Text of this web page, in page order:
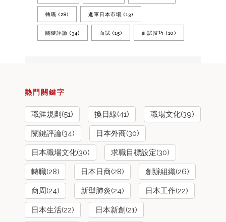
轉職 (28) 進軍日本市場 (13)
關鍵評論 (34) 面試 (15) 面試技巧 (10)
熱門關鍵字
職涯規劃(51) 換日線(41) 職場文化(39)
關鍵評論(34) 日本外商(30)
日本職場文化(30) 求職目標設定(30)
轉職(28) 日本日商(28) 創辦組織(26)
商周(24) 新型肺炎(24) 日本工作(22)
日本生活(22) 日本新創(21)